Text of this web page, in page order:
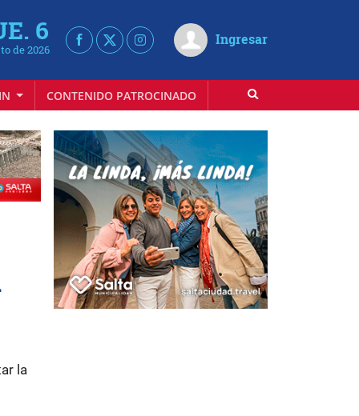
6
de 2026
Ingresar
CONTENIDO PATROCINADO
la